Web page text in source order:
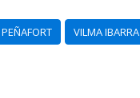
VILMA IBARRA